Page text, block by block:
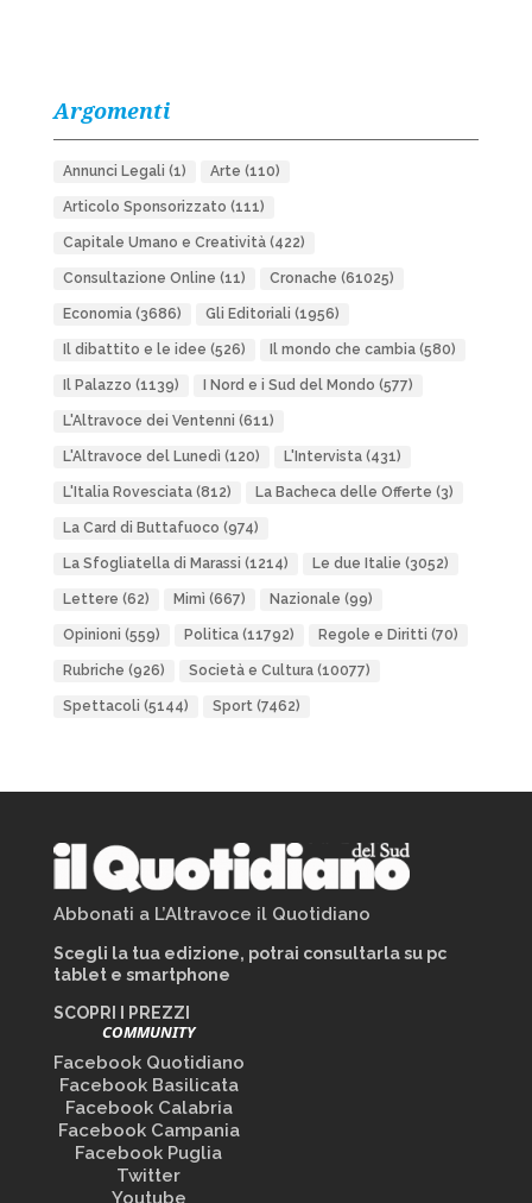
Argomenti
Annunci Legali (1) Arte (110)
Articolo Sponsorizzato (111)
Capitale Umano e Creatività(422)
Consultazione Online (11) Cronache (61025)
Economia(3686) Gli Editoriali (1956)
Il dibattito e le idee (526) Il mondo che cambia(580)
Il Palazzo (1139) I Nord e i Sud del Mondo (577)
L'Altravoce dei Ventenni (611)
L'Altravoce del Lunedì (120) L'Intervista(431)
L'Italia Rovesciata(812) La Bacheca delle Offerte (3)
La Card di Buttafuoco (974)
La Sfogliatella di Marassi (1214) Le due Italie (3052)
Lettere (62) Mimì (667) Nazionale (99)
Opinioni (559) Politica(11792) Regole e Diritti (70)
Rubriche (926) Società e Cultura(10077)
Spettacoli (5144) Sport(7462)
Abbonati a L’Altravoce il Quotidiano
Scegli la tua edizione, potrai consultarla su pc
tablet e smartphone
SCOPRI I PREZZI
COMMUNITY
Facebook Quotidiano
Facebook Basilicata
Facebook Calabria
Facebook Campania
Facebook Puglia
Twitter
Youtube